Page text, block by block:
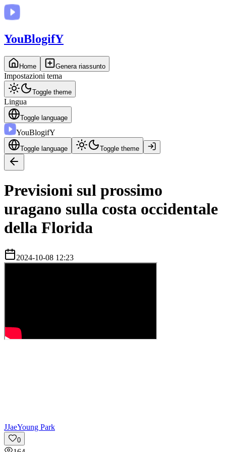
YouBlogifY
Home Genera riassunto
Impostazioni tema
Toggle theme
Lingua
Toggle language
YouBlogifY
Toggle language Toggle theme
Previsioni sul prossimo
uragano sulla costa occidentale
della Florida
2024-10-08 12:23
JJaeYoung Park
0